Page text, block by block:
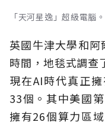
「天河星逸」超級電腦
英國牛津大學和
時間，地毯式調查
現在AI時代真正
33個。其中美國
擁有26個算力區